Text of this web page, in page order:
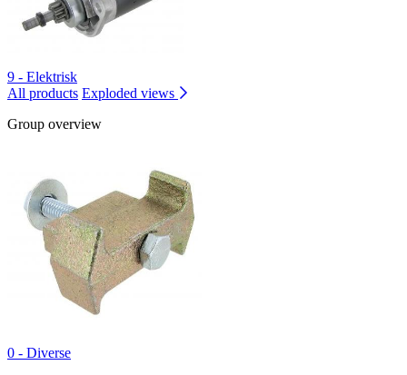
9 - Elektrisk
All products Exploded views
Group overview
0 - Diverse